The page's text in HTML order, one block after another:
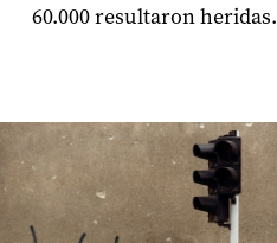
60.000 resultaron heridas.